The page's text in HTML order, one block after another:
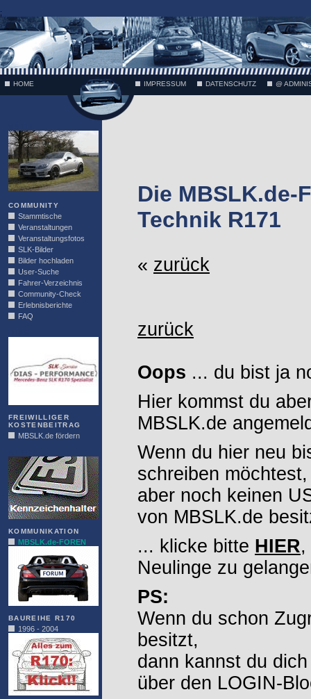
;
HOME IMPRESSUM DATENSCHUTZ @
COMMUNITY
Stammtische
Veranstaltungen
Veranstaltungsfotos
SLK-Bilder
Bilder hochladen
User-Suche
Fahrer-Verzeichnis
Community-Check
Erlebnisberichte
FAQ
FREIWILLIGER
KOSTENBEITRAG
MBSLK.de fördern
KOMMUNIKATION
MBSLK.de-FOREN
BAUREIHE R170
1996 - 2004
Die MBSLK.de-
Technik R171
« zurück
zurück
Oops ... du bist ja
Hier kommst du
MBSLK.de
Wenn du hier neu
schreiben möchtest,
aber noch keinen
von MBSLK.de
... klicke bitte HIER,
Neulinge zu
PS:
Wenn du schon
besitzt,
dann kannst du
über den LOGIN-